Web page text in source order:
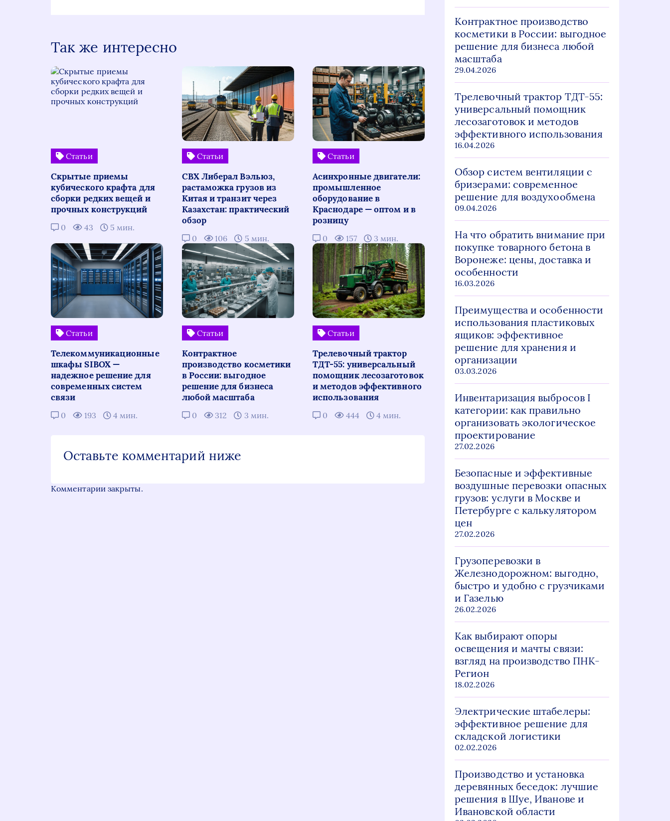
Так же интересно
Статьи
Скрытые приемы
кубического крафта для
сборки редких вещей и
прочных конструкций
0 43 5 мин.
Статьи
СВХ Либерал Вэльюз,
растаможка грузов из
Китая и транзит через
Казахстан: практический
обзор
0 106 5 мин.
Статьи
Асинхронные двигатели:
промышленное
оборудование в
Краснодаре — оптом и в
розницу
0 157 3 мин.
Статьи
Телекоммуникационные
шкафы SIBOX —
надежное решение для
современных систем
связи
0 193 4 мин.
Статьи
Контрактное
производство косметики
в России: выгодное
решение для бизнеса
любой масштаба
0 312 3 мин.
Статьи
Трелевочный трактор
ТДТ-55: универсальный
помощник лесозаготовок
и методов эффективного
использования
0 444 4 мин.
Оставьте комментарий ниже
Комментарии закрыты.
Контрактное производство
косметики в России: выгодное
решение для бизнеса любой
масштаба
29.04.2026
Трелевочный трактор ТДТ-55:
универсальный помощник
лесозаготовок и методов
эффективного использования
16.04.2026
Обзор систем вентиляции с
бризерами: современное
решение для воздухообмена
09.04.2026
На что обратить внимание при
покупке товарного бетона в
Воронеже: цены, доставка и
особенности
16.03.2026
Преимущества и особенности
использования пластиковых
ящиков: эффективное
решение для хранения и
организации
03.03.2026
Инвентаризация выбросов I
категории: как правильно
организовать экологическое
проектирование
27.02.2026
Безопасные и эффективные
воздушные перевозки опасных
грузов: услуги в Москве и
Петербурге с калькулятором
цен
27.02.2026
Грузоперевозки в
Железнодорожном: выгодно,
быстро и удобно с грузчиками
и Газелью
26.02.2026
Как выбирают опоры
освещения и мачты связи:
взгляд на производство ПНК-
Регион
18.02.2026
Электрические штабелеры:
эффективное решение для
складской логистики
02.02.2026
Производство и установка
деревянных беседок: лучшие
решения в Шуе, Иванове и
Ивановской области